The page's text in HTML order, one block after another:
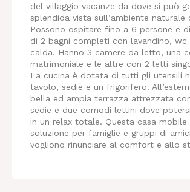
del villaggio vacanze da dove si può
splendida vista sull’ambiente naturale
Possono ospitare fino a 6 persone e
di 2 bagni completi con lavandino, wc
calda. Hanno 3 camere da letto, una
matrimoniale e le altre con 2 letti
La cucina è dotata di tutti gli utensili
tavolo, sedie e un frigorifero.
bella ed ampia terrazza attrezzata
sedie e due comodi lettini dove
in un relax totale. Questa casa mobile
soluzione per famiglie e gruppi di
vogliono rinunciare al comfort e allo